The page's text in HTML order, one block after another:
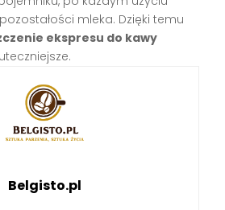
mleka. Dzięki temu
ekspresu do kawy
Belgisto.pl